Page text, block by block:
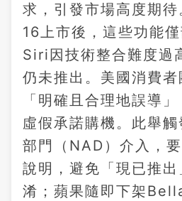
求，引發市場高度期
16上市後，這些功能
Siri因技術整合難度過
仍未推出。美國消費
「明確且合理地誤導
虛假承諾購機。此舉
部門（NAD）介入，
說明，避免「現已推
淆；蘋果隨即下架